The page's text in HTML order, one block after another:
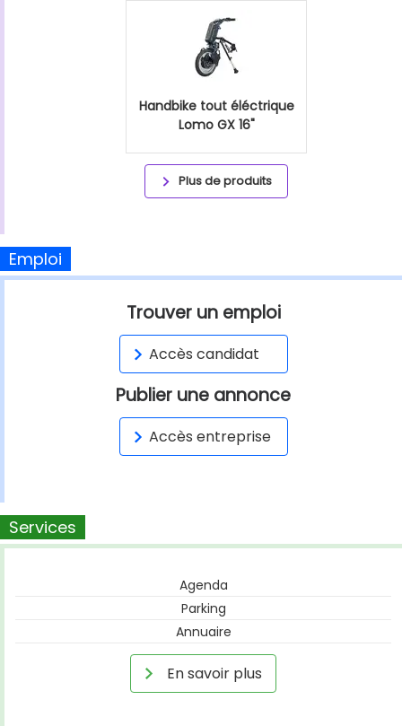
Handbike tout éléctrique
Lomo GX 16"
Plus de produits
Emploi
Trouver un emploi
Accès candidat
Publier une annonce
Accès entreprise
Services
Agenda
Parking
Annuaire
En savoir plus